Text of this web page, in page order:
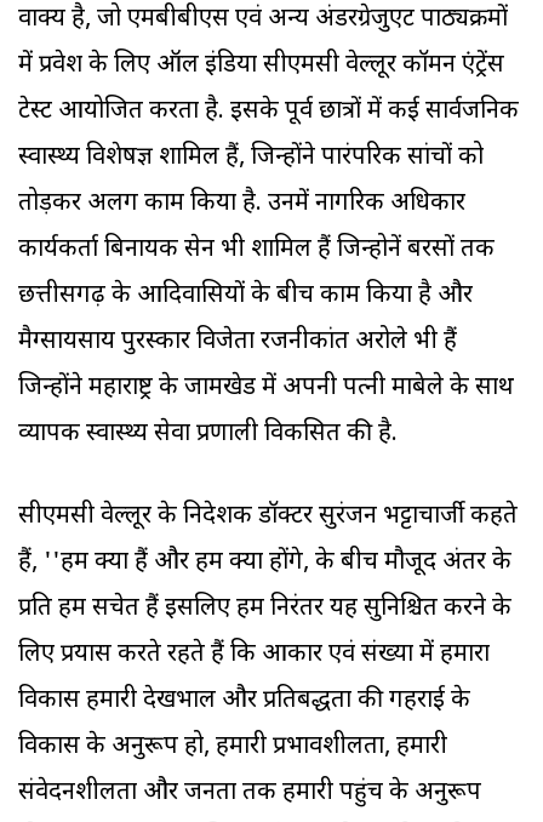
वाक्य है, जो एमबीबीएस एवं अन्य अंडरग्रेजुएट पाठ्यक्रमों
में प्रवेश के लिए ऑल इंडिया सीएमसी वेल्लूर कॉमन एंट्रेंस
टेस्ट आयोजित करता है. इसके पूर्व छात्रों में कई सार्वजनिक
स्वास्थ्य विशेषज्ञ शामिल हैं, जिन्होंने पारंपरिक सांचों को
तोड़कर अलग काम किया है. उनमें नागरिक अधिकार
कार्यकर्ता बिनायक सेन भी शामिल हैं जिन्होनें बरसों तक
छत्तीसगढ़ के आदिवासियों के बीच काम किया है और
मैग्सायसाय पुरस्कार विजेता रजनीकांत अरोले भी हैं
जिन्होंने महाराष्ट्र के जामखेड में अपनी पत्नी माबेले के साथ
व्यापक स्वास्थ्य सेवा प्रणाली विकसित की है.
सीएमसी वेल्लूर के निदेशक डॉक्टर सुरंजन भट्टाचार्जी कहते
हैं, ''हम क्या हैं और हम क्या होंगे, के बीच मौजूद अंतर के
प्रति हम सचेत हैं इसलिए हम निरंतर यह सुनिश्चित करने के
लिए प्रयास करते रहते हैं कि आकार एवं संख्या में हमारा
विकास हमारी देखभाल और प्रतिबद्धता की गहराई के
विकास के अनुरूप हो, हमारी प्रभावशीलता, हमारी
संवेदनशीलता और जनता तक हमारी पहुंच के अनुरूप